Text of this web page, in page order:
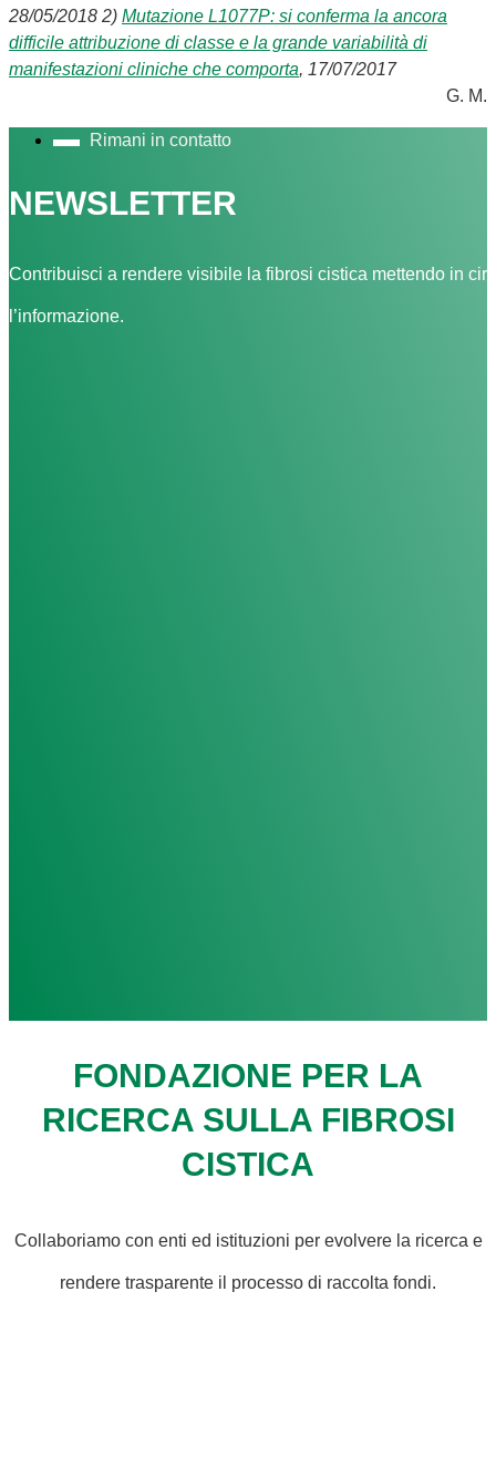
28/05/2018 2) Mutazione L1077P: si conferma la ancora
difficile attribuzione di classe e la grande variabilità di
manifestazioni cliniche che comporta, 17/07/2017
G. M.
Rimani in contatto
NEWSLETTER
Contribuisci a rendere visibile la fibrosi cistica mettendo in
l’informazione.
FONDAZIONE PER LA
RICERCA SULLA FIBROSI
CISTICA
Collaboriamo con enti ed istituzioni per evolvere la ricerca e
rendere trasparente il processo di raccolta fondi.